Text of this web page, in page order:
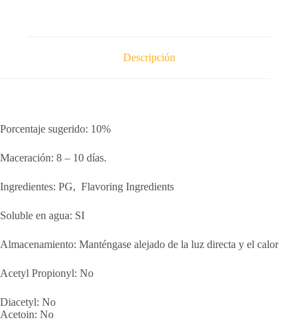
Descripción
Porcentaje sugerido: 10%
Maceración: 8 – 10 días.
Ingredientes: PG, Flavoring Ingredients
Soluble en agua: SI
Almacenamiento: Manténgase alejado de la luz directa y el calor
Acetyl Propionyl: No
Diacetyl: No
Acetoin: No